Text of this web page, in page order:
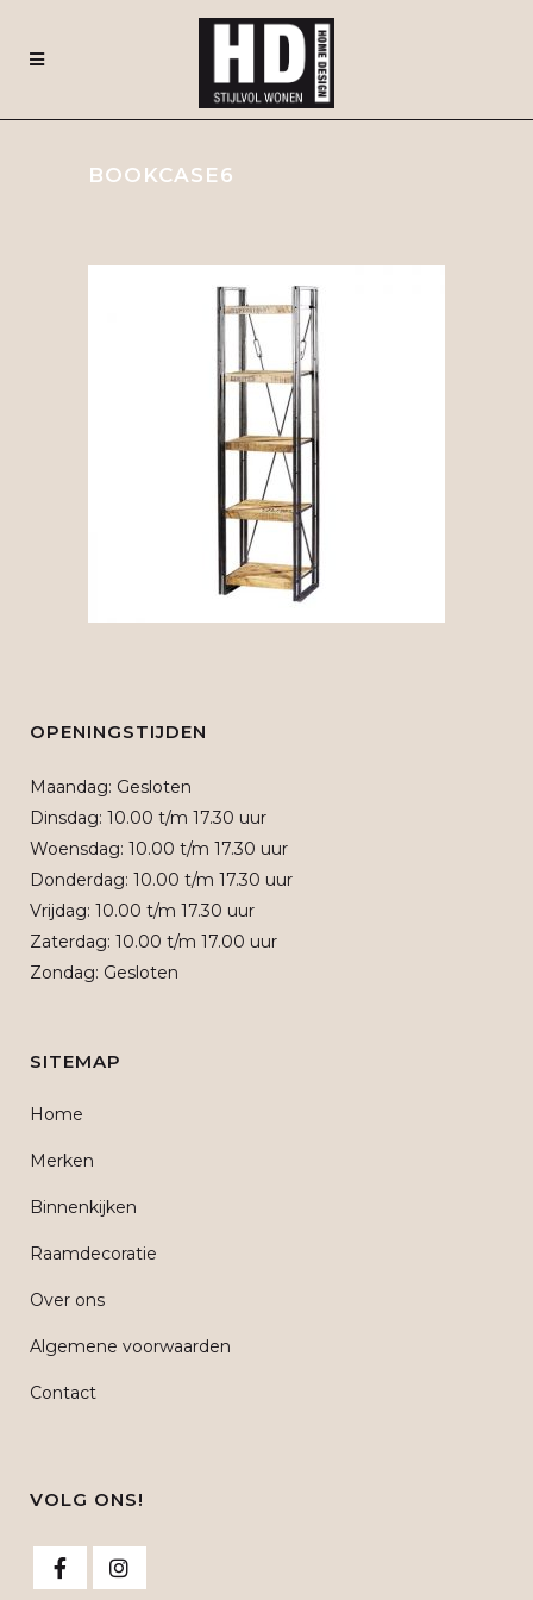
BOOKCASE6
OPENINGSTIJDEN
Maandag: Gesloten
Dinsdag: 10.00 t/m 17.30 uur
Woensdag: 10.00 t/m 17.30 uur
Donderdag: 10.00 t/m 17.30 uur
Vrijdag: 10.00 t/m 17.30 uur
Zaterdag: 10.00 t/m 17.00 uur
Zondag: Gesloten
SITEMAP
Home
Merken
Binnenkijken
Raamdecoratie
Over ons
Algemene voorwaarden
Contact
VOLG ONS!